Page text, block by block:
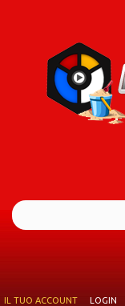
IL TUO ACCOUNT
LOGIN